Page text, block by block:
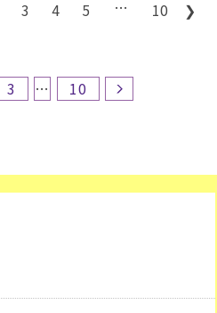
3 4 5 … 10 ❯
3 … 10